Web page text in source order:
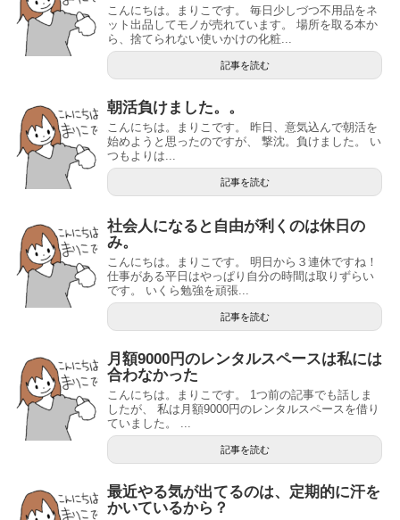
こんにちは。まりこです。 毎日少しづつ不用品をネ
ット出品してモノが売れています。 場所を取る本か
ら、捨てられない使いかけの化粧...
記事を読む
朝活負けました。。
こんにちは。まりこです。 昨日、意気込んで朝活を
始めようと思ったのですが、 撃沈。負けました。 い
つもよりは...
記事を読む
社会人になると自由が利くのは休日の
み。
こんにちは。まりこです。 明日から３連休ですね！
仕事がある平日はやっぱり自分の時間は取りずらい
です。 いくら勉強を頑張...
記事を読む
月額9000円のレンタルスペースは私には
合わなかった
こんにちは。まりこです。 1つ前の記事でも話しま
したが、 私は月額9000円のレンタルスペースを借り
ていました。 ...
記事を読む
最近やる気が出てるのは、定期的に汗を
かいているから？